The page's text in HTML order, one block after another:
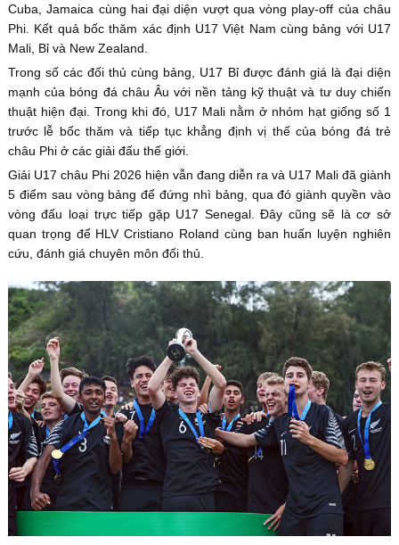
Cuba, Jamaica cùng hai đại diện vượt qua vòng play-off của châu
Phi. Kết quả bốc thăm xác định U17 Việt Nam cùng bảng với U17
Mali, Bỉ và New Zealand.
Trong số các đối thủ cùng bảng, U17 Bỉ được đánh giá là đại diện
mạnh của bóng đá châu Âu với nền tảng kỹ thuật và tư duy chiến
thuật hiện đại. Trong khi đó, U17 Mali nằm ở nhóm hạt giống số 1
trước lễ bốc thăm và tiếp tục khẳng định vị thế của bóng đá trẻ
châu Phi ở các giải đấu thế giới.
Giải U17 châu Phi 2026 hiện vẫn đang diễn ra và U17 Mali đã giành
5 điểm sau vòng bảng để đứng nhì bảng, qua đó giành quyền vào
vòng đấu loại trực tiếp gặp U17 Senegal. Đây cũng sẽ là cơ sở
quan trọng để HLV Cristiano Roland cùng ban huấn luyện nghiên
cứu, đánh giá chuyên môn đối thủ.